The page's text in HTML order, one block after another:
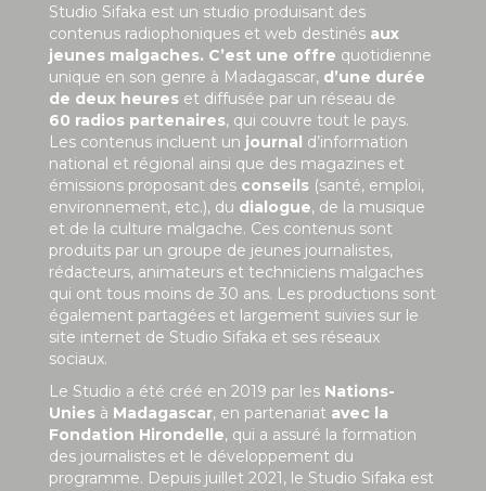
Studio Sifaka est un studio produisant des
contenus radiophoniques et web destinés aux
jeunes malgaches. C’est une offre quotidienne
unique en son genre à Madagascar, d’une durée
de deux heures et diffusée par un réseau de
60 radios partenaires, qui couvre tout le pays.
Les contenus incluent un journal d’information
national et régional ainsi que des magazines et
émissions proposant des conseils (santé, emploi,
environnement, etc.), du dialogue, de la musique
et de la culture malgache. Ces contenus sont
produits par un groupe de jeunes journalistes,
rédacteurs, animateurs et techniciens malgaches
qui ont tous moins de 30 ans. Les productions sont
également partagées et largement suivies sur le
site internet de Studio Sifaka et ses réseaux
sociaux.
Le Studio a été créé en 2019 par les Nations-
Unies à Madagascar, en partenariat avec la
Fondation Hirondelle, qui a assuré la formation
des journalistes et le développement du
programme. Depuis juillet 2021, le Studio Sifaka est